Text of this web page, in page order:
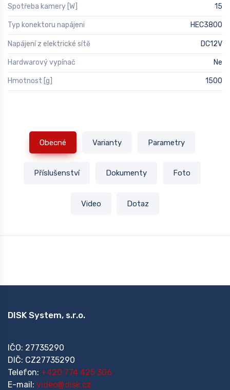
Spotřeba kamery [W] 15
Typ konektoru napájeni HEC3800
Napájení z elektrické sítě DC12V
Hardwarový vypínač Ne
Hmotnost [g] 1500
Obecné Varianty Parametry
Příslušenství Dokumenty Foto
Video Dotaz
DISK System, s.r.o.
IČO: 27735290
DIČ: CZ27735290
Telefon: +420 774 425 306
E-mail: video@disk.cz